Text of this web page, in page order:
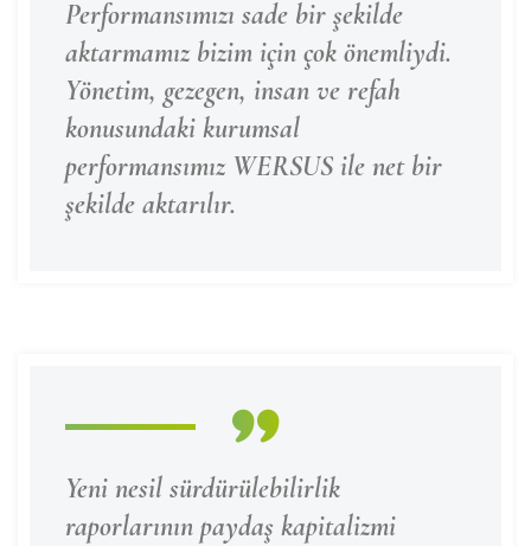
Performansımızı sade bir şekilde
aktarmamız bizim için çok önemliydi.
Yönetim, gezegen, insan ve refah
konusundaki kurumsal
performansımız WERSUS ile net bir
şekilde aktarılır.
Yeni nesil sürdürülebilirlik
raporlarının paydaş kapitalizmi